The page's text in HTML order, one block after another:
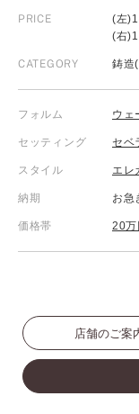
PRICE
(左
(右
CATEGORY 鋳造
フォルム ウェ
セッティング セベ
スタイル エレ
納期 お急
価格帯 20万
店舗のご案